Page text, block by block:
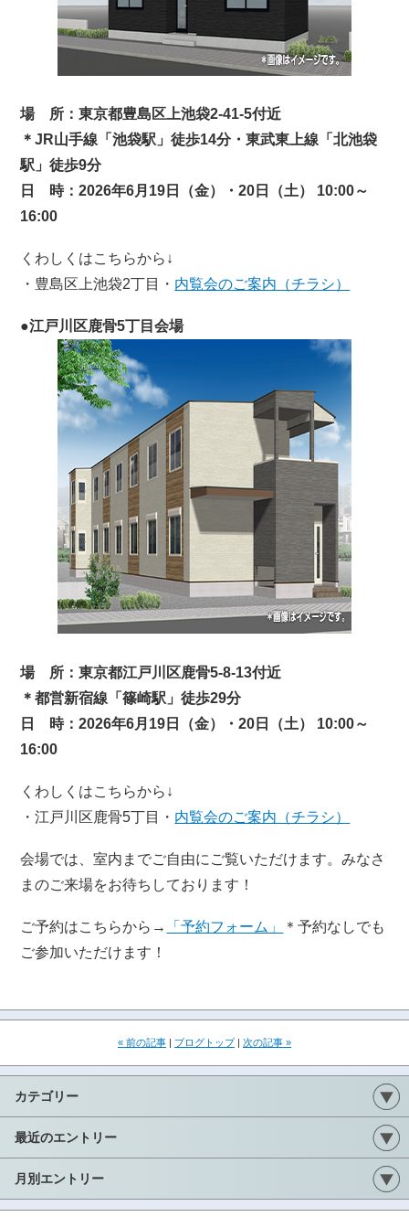
場 所：東京都豊島区上池袋2-41-5付近
＊JR山手線「池袋駅」徒歩14分・東武東上線「北池袋
駅」徒歩9分
日 時：2026年6月19日（金）・20日（土） 10:00～
16:00
くわしくはこちらから↓
・豊島区上池袋2丁目・ 内覧会のご案内（チラシ）
●江戸川区鹿骨5丁目会場
場 所：東京都江戸川区鹿骨5-8-13付近
＊都営新宿線「篠崎駅」徒歩29分
日 時：2026年6月19日（金）・20日（土） 10:00～
16:00
くわしくはこちらから↓
・江戸川区鹿骨5丁目・ 内覧会のご案内（チラシ）
会場では、室内までご自由にご覧いただけます。みなさ
まのご来場をお待ちしております！
ご予約はこちらから→ 「予約フォーム」
＊予約なしでも
ご参加いただけます！
« 前の記事 ブログトップ| 次の記事 »
カテゴリー
最近のエントリー
月別エントリー